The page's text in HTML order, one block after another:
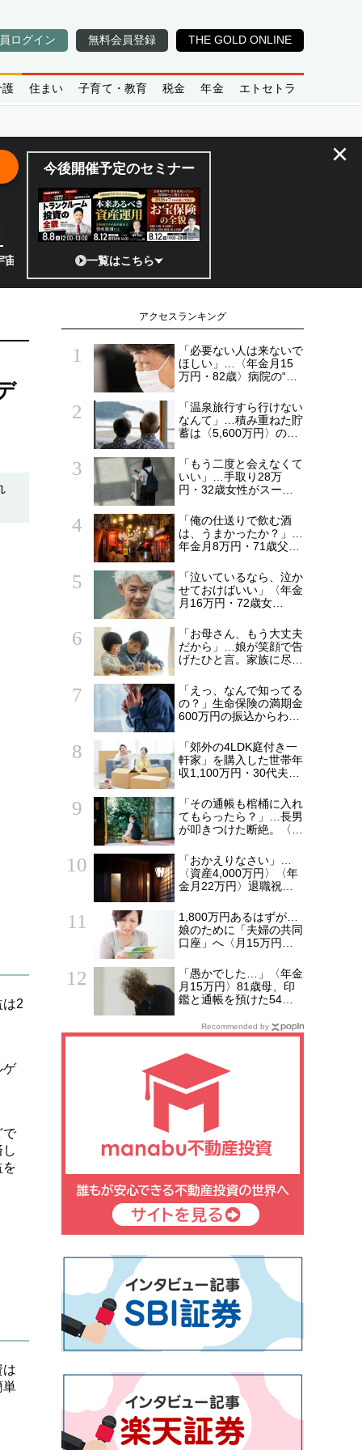
ログイン 無料会員登録 THE GOLD ONLINE
護 住まい 子育て・教育 税金 年金 エトセトラ
のココがスゴイ！／補助金から実需へ、知られざる宇宙産業の構造
今後開催予定のセミナー
一覧はこちら
×
2
ゲ
で
を
は
単
アクセスランキング
「必要ない人は来ないで
ほしい」…〈年金月15
万円・82歳〉病院の“常
られた20代会社員の本
音。それでも通い続ける
理由
「温泉旅行すら行けない
なんて」…積み重ねた貯
蓄は〈5,600万円〉の68
を貯めたはずが「馬鹿だ
った」肩を落とす理由
「もう二度と会えなくて
いい」…手取り28万
円・32歳女性がスーツ
出した日。きっかけは
66歳母の「背筋の凍る
一言」
「俺の仕送りで飲む酒
は、うまかったか？」…
年金月8万円・71歳父を
助〉が途絶えた夜
「泣いているなら、泣か
せておけばいい」〈年金
月16万円・72歳女
て！」と泣き叫んでも完
全無視を決め込んだ理由
「お母さん、もう大丈夫
だから」…娘が笑顔で告
げたひと言。家族に尽く
「孫離れ」を突き付けら
れた日
「えっ、なんで知ってる
の？」生命保険の満期金
600万円の振込からわず
のもとに銀行からき
た“恐ろしい電話”【FPが
解説】
「郊外の4LDK庭付き一
軒家」を購入した世帯年
収1,100万円・30代夫婦
のタワマンにしておけ
ば…」と頭を抱えたワケ
「その通帳も棺桶に入れ
てもらったら？」…長男
が叩きつけた断絶。〈資
21万円〉77歳男性、潤
沢な資産を守り抜い
た“代償”
「おかえりなさい」…
〈資産4,000万円〉〈年
金月22万円〉退職祝い
行」から帰国した65歳
夫婦。余韻を吹き飛ばし
た“破綻の影”
1,800万円あるはずが…
娘のために「夫婦の共同
口座」へ〈月15万円〉
ATMで絶句。夫を問い詰
め、判明した「消えた教
育費」の行方
「愚かでした…」〈年金
月15万円〉81歳母、印
鑑と通帳を預けた54歳
い！」と逆ギレされ茫然
Recommended by